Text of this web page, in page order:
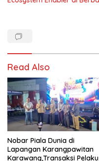
Read Also
Nobar Piala Dunia di
Lapangan Karangpawitan
Karawang,Transaksi Pelaku